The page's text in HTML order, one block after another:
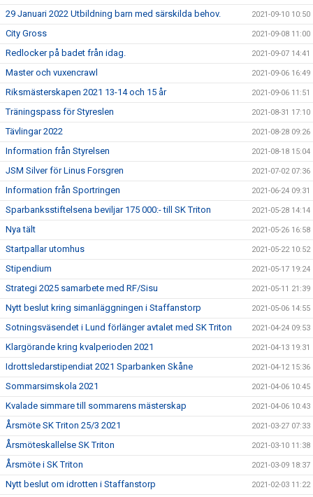
29 Januari 2022 Utbildning barn med särskilda behov. 2021-09-10 10:50
City Gross 2021-09-08 11:00
Redlocker på badet från idag. 2021-09-07 14:41
Master och vuxencrawl 2021-09-06 16:49
Riksmästerskapen 2021 13-14 och 15 år 2021-09-06 11:51
Träningspass för Styreslen 2021-08-31 17:10
Tävlingar 2022 2021-08-28 09:26
Information från Styrelsen 2021-08-18 15:04
JSM Silver för Linus Forsgren 2021-07-02 07:36
Information från Sportringen 2021-06-24 09:31
Sparbanksstiftelsena beviljar 175 000:- till SK Triton 2021-05-28 14:14
Nya tält 2021-05-26 16:58
Startpallar utomhus 2021-05-22 10:52
Stipendium 2021-05-17 19:24
Strategi 2025 samarbete med RF/Sisu 2021-05-11 21:39
Nytt beslut kring simanläggningen i Staffanstorp 2021-05-06 14:55
Sotningsväsendet i Lund förlänger avtalet med SK Triton 2021-04-24 09:53
Klargörande kring kvalperioden 2021 2021-04-13 19:31
Idrottsledarstipendiat 2021 Sparbanken Skåne 2021-04-12 15:36
Sommarsimskola 2021 2021-04-06 10:45
Kvalade simmare till sommarens mästerskap 2021-04-06 10:43
Årsmöte SK Triton 25/3 2021 2021-03-27 07:33
Årsmöteskallelse SK Triton 2021-03-10 11:38
Årsmöte i SK Triton 2021-03-09 18:37
Nytt beslut om idrotten i Staffanstorp 2021-02-03 11:22